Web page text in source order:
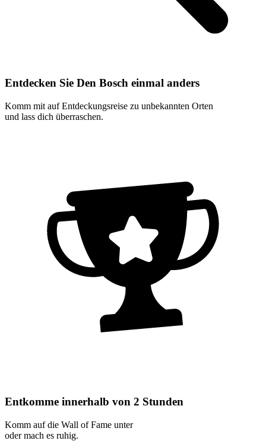
Entdecken Sie Den Bosch einmal anders
Komm mit auf Entdeckungsreise zu unbekannten Orten
und lass dich überraschen.
Entkomme innerhalb von 2 Stunden
Komm auf die Wall of Fame unter
oder mach es ruhig.